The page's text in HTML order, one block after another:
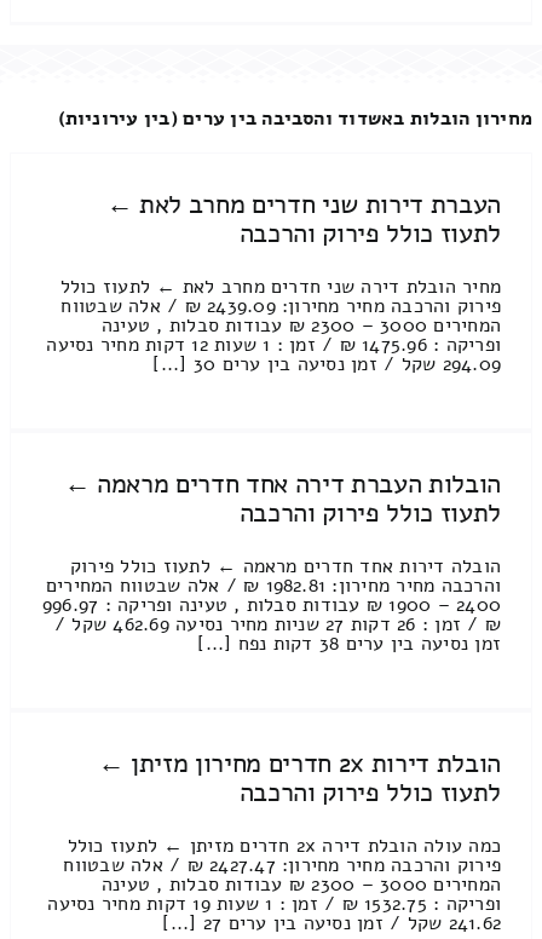
מחירון הובלות באשדוד והסביבה בין ערים (בין עירוניות)
העברת דירות שני חדרים מחרב לאת ←
לתעוז כולל פירוק והרכבה
מחיר הובלת דירה שני חדרים מחרב לאת ← לתעוז כולל
פירוק והרכבה מחיר מחירון: 2439.09 ₪ / אלה שבטווח
המחירים 3000 – 2300 ₪ עבודות סבלות , טעינה
ופריקה : 1475.96 ₪ / זמן : 1 שעות 12 דקות מחיר נסיעה
294.09 שקל / זמן נסיעה בין ערים 30 [...]
הובלות העברת דירה אחד חדרים מראמה ←
לתעוז כולל פירוק והרכבה
הובלה דירות אחד חדרים מראמה ← לתעוז כולל פירוק
והרכבה מחיר מחירון: 1982.81 ₪ / אלה שבטווח המחירים
2400 – 1900 ₪ עבודות סבלות , טעינה ופריקה : 996.97
₪ / זמן : 26 דקות 27 שניות מחיר נסיעה 462.69 שקל /
זמן נסיעה בין ערים 38 דקות נפח [...]
הובלת דירות 2x חדרים מחירון מזיתן ←
לתעוז כולל פירוק והרכבה
כמה עולה הובלת דירה 2x חדרים מזיתן ← לתעוז כולל
פירוק והרכבה מחיר מחירון: 2427.47 ₪ / אלה שבטווח
המחירים 3000 – 2300 ₪ עבודות סבלות , טעינה
ופריקה : 1532.75 ₪ / זמן : 1 שעות 19 דקות מחיר נסיעה
241.62 שקל / זמן נסיעה בין ערים 27 [...]